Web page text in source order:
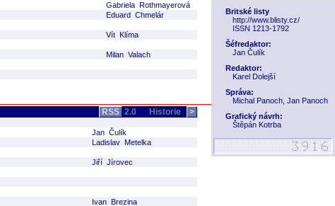
Britské listy
http://www.blisty.cz/
ISSN 1213-1792
Šéfredaktor:
Jan Čulík
Redaktor:
Karel Dolejší
Správa:
Michal Panoch, Jan Panoch
Grafický návrh:
Štěpán Kotrba
Gabriela Rothmayerová
Eduard Chmelár
Vít Klíma
Milan Valach
RSS 2.0 Historie >
Jan Čulík
Ladislav Metelka
Jiří Jírovec
Ivan Brezina